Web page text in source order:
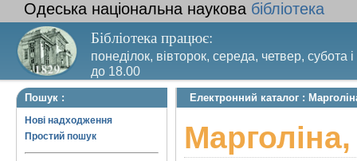
Одеська національна наукова бібліотека
Бібліотека працює:
понеділок, вівторок, середа, четвер, субота
до 18.00
Вихідний день – п’ятниця. Останній четвер
Пошук :
Нові надходження
Простий пошук
Електронний каталог :